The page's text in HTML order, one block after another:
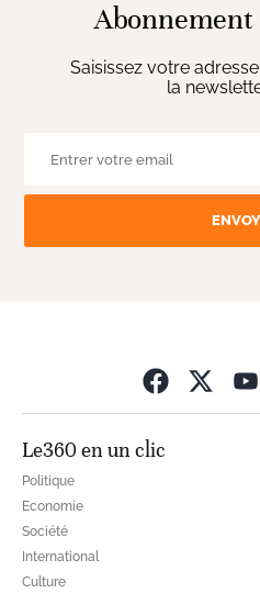
Saisissez votre
la
Le360 en un clic
Politique
Economie
Société
International
Culture